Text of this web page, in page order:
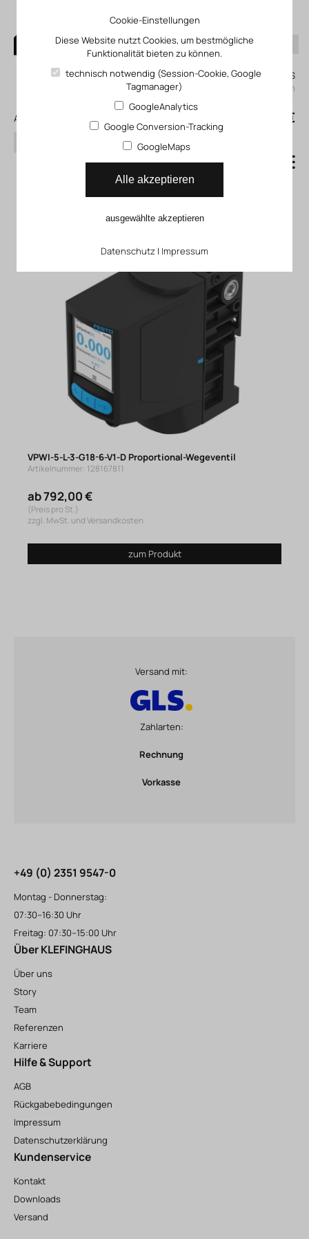
0
Mein KLEFINGHAUS
einloggen
Alle Produkte
Suchen
0,00 €
Proportional-Wegeventil
VPWI
VPWI-5-L-3-G18-6-V1-D Proportional-Wegeventil
Artikelnummer: 128167811
ab 792,00 €
(Preis pro St.)
zzgl. MwSt. und Versandkosten
zum Produkt
Versand mit:
Zahlarten:
Rechnung
Vorkasse
+49 (0) 2351 9547-0
Montag - Donnerstag:
07:30–16:30 Uhr
Freitag: 07:30–15:00 Uhr
Über KLEFINGHAUS
Über uns
Story
Team
Referenzen
Karriere
Hilfe & Support
AGB
Rückgabebedingungen
Impressum
Datenschutzerklärung
Kundenservice
Kontakt
Downloads
Versand
Cookie-Einstellungen
Diese Website nutzt Cookies, um bestmögliche
Funktionalität bieten zu können.
technisch notwendig (Session-Cookie, Google
Tagmanager)
GoogleAnalytics
Google Conversion-Tracking
GoogleMaps
Alle akzeptieren
ausgewählte akzeptieren
Datenschutz | Impressum